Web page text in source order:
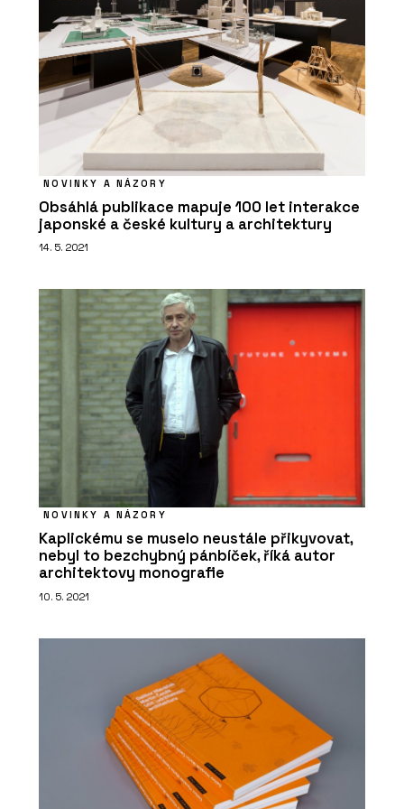
NOVINKY A NÁZORY
Obsáhlá publikace mapuje 100 let interakce
japonské a české kultury a architektury
14. 5. 2021
NOVINKY A NÁZORY
Kaplickému se muselo neustále přikyvovat,
nebyl to bezchybný pánbíček, říká autor
architektovy monografie
10. 5. 2021